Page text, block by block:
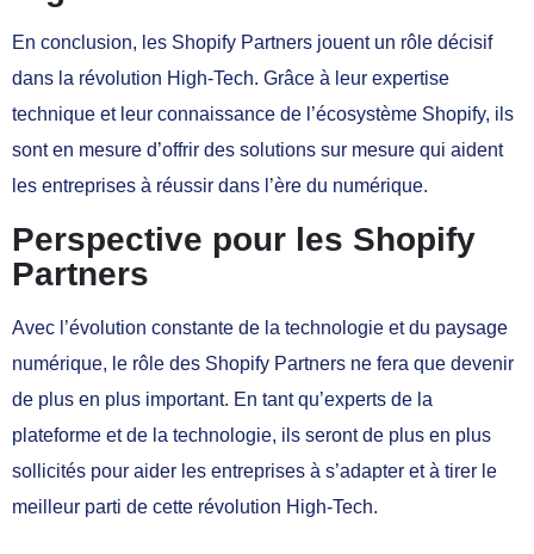
En conclusion, les Shopify Partners jouent un rôle décisif
dans la révolution High-Tech. Grâce à leur expertise
technique et leur connaissance de l’écosystème Shopify, ils
sont en mesure d’offrir des solutions sur mesure qui aident
les entreprises à réussir dans l’ère du numérique.
Perspective pour les Shopify
Partners
Avec l’évolution constante de la technologie et du paysage
numérique, le rôle des Shopify Partners ne fera que devenir
de plus en plus important. En tant qu’experts de la
plateforme et de la technologie, ils seront de plus en plus
sollicités pour aider les entreprises à s’adapter et à tirer le
meilleur parti de cette révolution High-Tech.